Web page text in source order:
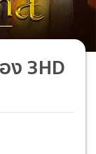
ง 3HD